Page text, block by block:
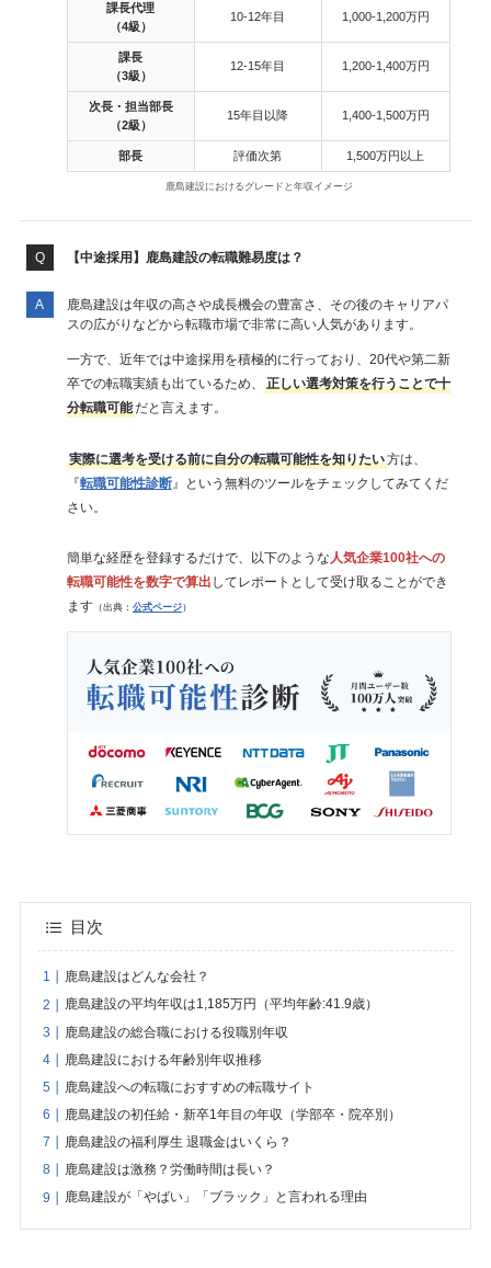
課長代理
（4級）
10-12年目 1,000-1,200万円
課長
（3級）
12-15年目 1,200-1,400万円
次長・担当部長
（2級）
15年目以降 1,400-1,500万円
部長 評価次第 1,500万円以上
鹿島建設におけるグレードと年収イメージ
【中途採用】鹿島建設の転職難易度は？
鹿島建設は年収の高さや成長機会の豊富さ、その後のキャリアパ
スの広がりなどから転職市場で非常に高い人気があります。
一方で、近年では中途採用を積極的に行っており、20代や第二新
卒での転職実績も出ているため、
正しい選考対策を行うことで十
分転職可能だと言えます。
実際に選考を受ける前に自分の転職可能性を知りたい方は、
『転職可能性診断』という無料のツールをチェックしてみてくだ
さい。
簡単な経歴を登録するだけで、以下のような人気企業100社への
転職可能性を数字で算出 してレポートとして受け取ることができ
ます（出典： 公式ページ）
目次
鹿島建設はどんな会社？
鹿島建設の平均年収は1,185万円（平均年齢:41.9歳）
鹿島建設の総合職における役職別年収
鹿島建設における年齢別年収推移
鹿島建設への転職におすすめの転職サイト
鹿島建設の初任給・新卒1年目の年収（学部卒・院卒別）
鹿島建設の福利厚生 退職金はいくら？
鹿島建設は激務？労働時間は長い？
鹿島建設が「やばい」「ブラック」と言われる理由